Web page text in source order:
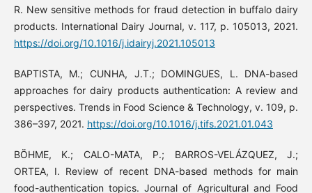
R. New sensitive methods for fraud detection in buffalo dairy
products. International Dairy Journal, v. 117, p. 105013, 2021.
https://doi.org/10.1016/j.idairyj.2021.105013
BAPTISTA, M.; CUNHA, J.T.; DOMINGUES, L. DNA-based
approaches for dairy products authentication: A review and
perspectives. Trends in Food Science & Technology, v. 109, p.
386–397, 2021. https://doi.org/10.1016/j.tifs.2021.01.043
BÖHME, K.; CALO-MATA, P.; BARROS-VELÁZQUEZ, J.;
ORTEA, I. Review of recent DNA-based methods for main
food-authentication topics. Journal of Agricultural and Food